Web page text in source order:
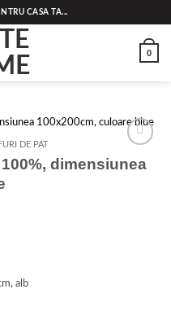
CASA TA...
0
wishlist
DE PAT
dimensiunea
alb